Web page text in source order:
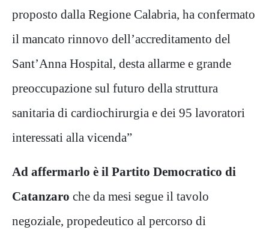
proposto dalla Regione Calabria, ha confermato
il mancato rinnovo dell’accreditamento del
Sant’Anna Hospital, desta allarme e grande
preoccupazione sul futuro della struttura
sanitaria di cardiochirurgia e dei 95 lavoratori
interessati alla vicenda”
Ad affermarlo è il Partito Democratico di
Catanzaro che da mesi segue il tavolo
negoziale, propedeutico al percorso di